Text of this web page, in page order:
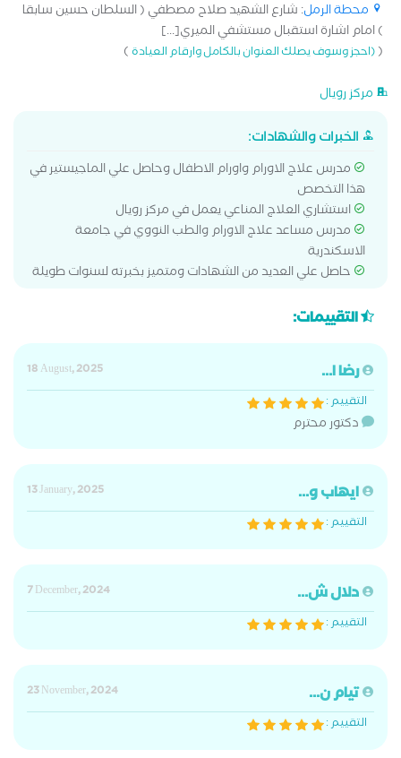
محطة الرمل: شارع الشهيد صلاح مصطفي ( السلطان حسين سابقا
) امام اشارة استقبال مستشفي الميري[...]
((احجز وسوف يصلك العنوان بالكامل وارقام العيادة)
مركز رويال
الخبرات والشهادات:
مدرس علاج الاورام واورام الاطفال وحاصل علي الماجيستير في
هذا التخصص
استشاري العلاج المناعي يعمل في مركز رويال
مدرس مساعد علاج الاورام والطب النووي في جامعة
الاسكندرية
حاصل علي العديد من الشهادات ومتميز بخبرته لسنوات طويلة
التقييمات:
رضا ا...
18 August, 2025
التقييم :
دكتور محترم
ايهاب و...
13 January, 2025
التقييم :
دلال ش...
7 December, 2024
التقييم :
تيام ن...
23 November, 2024
التقييم :